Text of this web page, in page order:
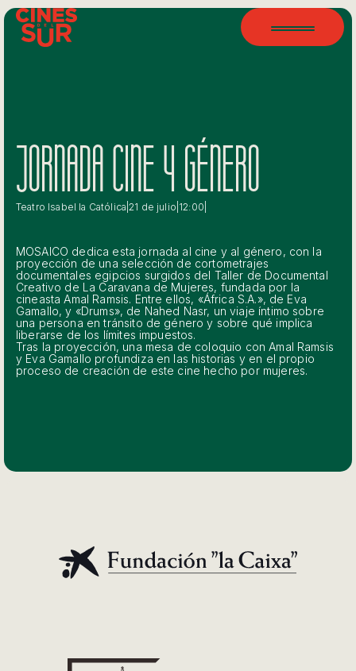
JORNADA CINE Y GÉNERO
Teatro Isabel la Católica |21 de julio 12:00
MOSAICO dedica esta jornada al cine y al género, con la
proyección de una selección de cortometrajes
documentales egipcios surgidos del Taller de Documental
Creativo de La Caravana de Mujeres, fundada por la
cineasta Amal Ramsis. Entre ellos, «África S.A.», de Eva
Gamallo, y «Drums», de Nahed Nasr, un viaje íntimo sobre
una persona en tránsito de género y sobre qué implica
liberarse de los límites impuestos.
Tras la proyección, una mesa de coloquio con Amal Ramsis
y Eva Gamallo profundiza en las historias y en el propio
proceso de creación de este cine hecho por mujeres.